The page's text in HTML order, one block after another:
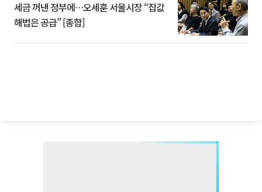
세금 꺼낸 정부에…오세훈 서울시장 “집값
해법은 공급” [종합]